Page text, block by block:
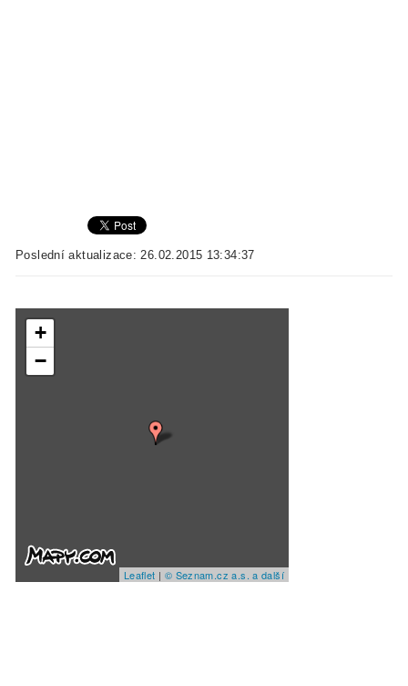
Poslední aktualizace: 26.02.2015 13:34:37
+
−
Leaflet | © Seznam.cz a.s. a další